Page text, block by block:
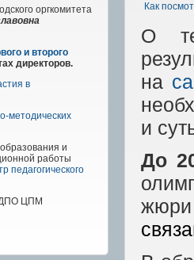
оргкомитета
и второго
директоров.
в
методических
и
работы
педагогического
ЦПМ
Как
О
на
и
До